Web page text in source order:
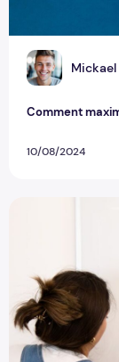
M Mickael
Comment
10/08/2024
Boostez votre